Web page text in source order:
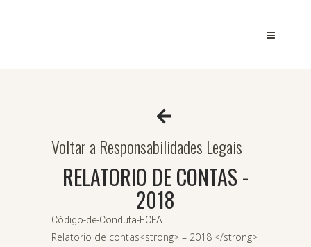
Voltar a Responsabilidades Legais
RELATORIO DE CONTAS -
2018
Código-de-Conduta-FCFA
Relatorio de contas<strong> – 2018 </strong>